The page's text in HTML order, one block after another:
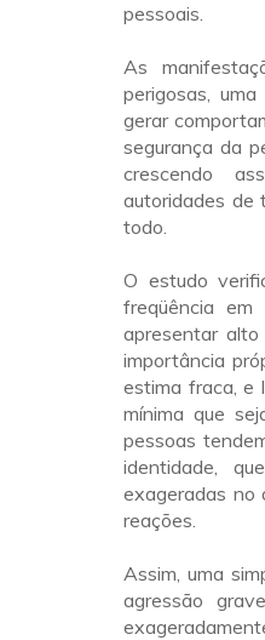
pessoais.
As
perigosas,
gerar
segurança da
crescendo
autoridades de
todo.
O estudo
freqüência
apresentar
importância
estima fraca, e
mínima que
pessoas
identidade,
exageradas no
reações.
Assim, uma
agressão